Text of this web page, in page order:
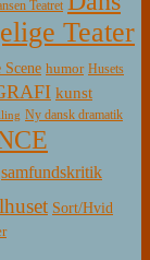
Teatret
Teater
Scene humor Husets
kunst
Ny dansk dramatik
samfundskritik
Sort/Hvid